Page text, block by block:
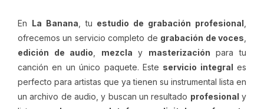
En La Banana , tu estudio de grabación profesional
ofrecemos un servicio completo de grabación de voces
edición de audio
mezcla y masterización para tu
canción en un único paquete. Este servicio integral es
perfecto para artistas que ya tienen su instrumental lista en
un archivo de audio, y buscan un resultado profesional y